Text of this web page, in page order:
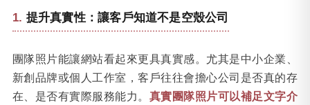
提升真實性：讓客戶知道不是空殼公司
團隊照片能讓網站看起來更具真實感。尤其是中小企業、
新創品牌或個人工作室，客戶往往會擔心公司是否真的存
在、是否有實際服務能力。 真實團隊照片可以補足文字介